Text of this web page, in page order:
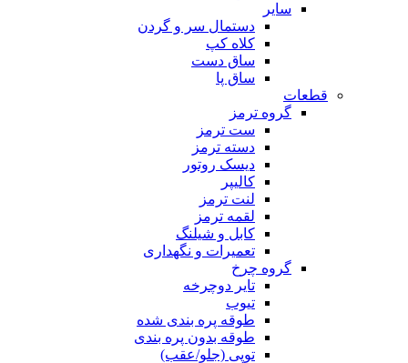
سایر
دستمال سر و گردن
کلاه کپ
ساق دست
ساق پا
قطعات
گروه ترمز
ست ترمز
دسته ترمز
دیسک روتور
کالیپر
لنت ترمز
لقمه ترمز
کابل و شیلنگ
تعمیرات و نگهداری
گروه چرخ
تایر دوچرخه
تیوب
طوقه پره بندی شده
طوقه بدون پره بندی
توپی (جلو/عقب)